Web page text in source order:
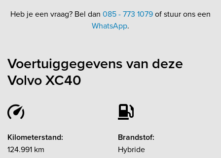
Heb je een vraag? Bel dan 085 - 773 1079of stuur ons een
WhatsApp.
Voertuiggegevens van deze
Volvo XC40
Kilometerstand:
124.991 km
Brandstof:
Hybride